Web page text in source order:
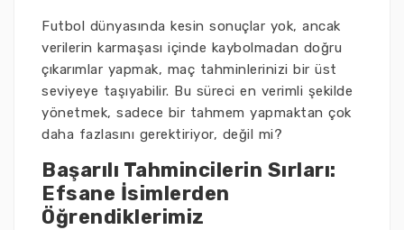
Futbol dünyasında kesin sonuçlar yok, ancak
verilerin karmaşası içinde kaybolmadan doğru
çıkarımlar yapmak, maç tahminlerinizi bir üst
seviyeye taşıyabilir. Bu süreci en verimli şekilde
yönetmek, sadece bir tahmem yapmaktan çok
daha fazlasını gerektiriyor, değil mi?
Başarılı Tahmincilerin Sırları:
Efsane İsimlerden
Öğrendiklerimiz